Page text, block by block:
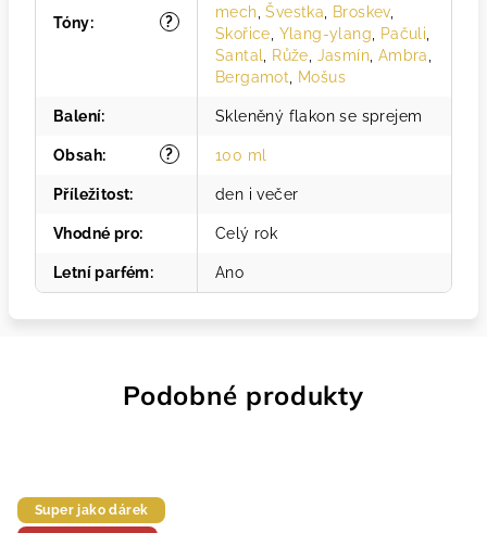
?
Tóny:
mech ,Švestka Broskev,
Skořice Ylang-ylang Pačuli
Santal
Růže Jasmín Ambra
Bergamot
Mošus
Balení: Skleněný flakon se sprejem
?
Obsah: 100 ml
Příležitost: den i večer
Vhodné pro: Celý rok
Letní parfém: Ano
Podobné produkty
Super jako dárek